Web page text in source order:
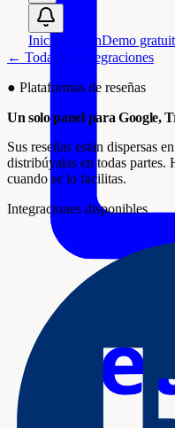
Iniciar sesiónDemo
← Todas las integraciones
● Plataformas de reseñas
Un solo panel para Google,
Sus reseñas están dispersas
distribúyalas en todas partes.
cuando se lo facilitas.
Integraciones disponibles